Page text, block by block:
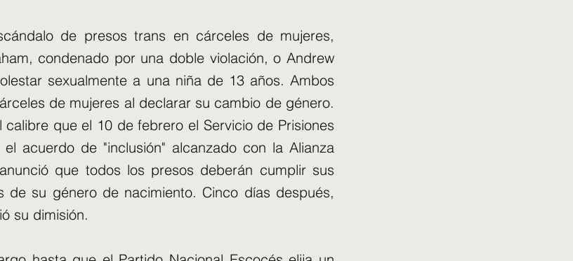
de presos trans en cárceles de mujeres,
condenado por una doble violación, o Andrew
sexualmente a una niña de 13 años. Ambos
de mujeres al declarar su cambio de género.
que el 10 de febrero el Servicio de Prisiones
acuerdo de "inclusión" alcanzado con la Alianza
que todos los presos deberán cumplir sus
de su género de nacimiento. Cinco días después,
su dimisión.